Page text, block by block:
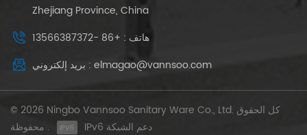
Zhejiang Province, China
هاتف : +86 -13566387372
بريد إلكتروني : elmagao@vannsoo.com
© 2026 Ningbo Vannsoo Sanitary Ware Co., Ltd. كل الحقوق
محفوظة .
IPv6 دعم الشبكة